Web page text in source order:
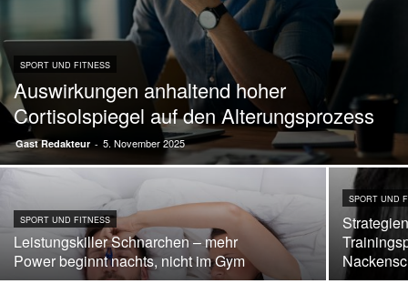
SPORT UND FITNESS
Auswirkungen anhaltend hoher
Cortisolspiegel auf den Alterungsprozess
Gast Redakteur - 5. November 2025
SPORT UND FITNESS
Leistungskiller Schnarchen – mehr
Power beginnt nachts, nicht im Gym
SPORT UND